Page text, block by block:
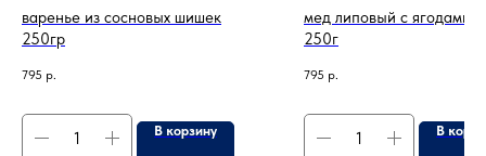
варенье из сосновых шишек
250гр
795 р.
В корзину
мед липовый с ягодами
250г
795 р.
В